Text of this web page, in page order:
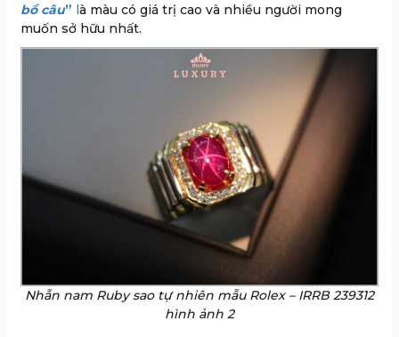
bồ câu” là màu có giá trị cao và nhiều người mong
muốn sở hữu nhất.
Nhẫn nam Ruby sao tự nhiên mẫu Rolex – IRRB 239312
hình ảnh 2